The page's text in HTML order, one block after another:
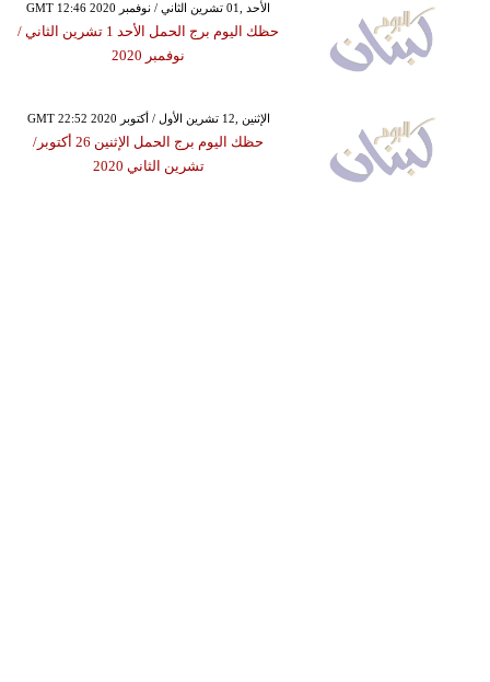
GMT 12:46 2020 الأحد ,01 تشرين الثاني / نوفمبر
حظك اليوم برج الحمل الأحد 1 تشرين الثاني /
نوفمبر 2020
GMT 22:52 2020 الإثنين ,12 تشرين الأول / أكتوبر
حظك اليوم برج الحمل الإثنين 26 أكتوبر/
تشرين الثاني 2020